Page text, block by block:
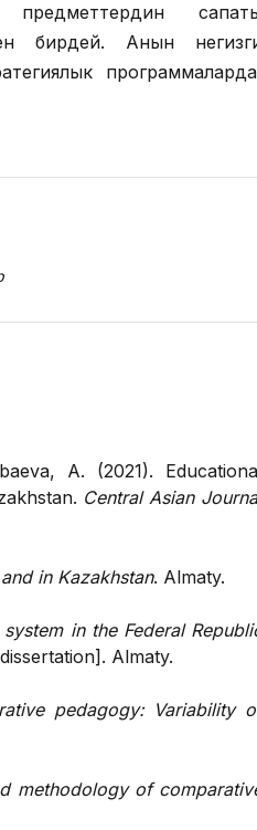
бирдей. Анын
A. (2021).
Central Asian
in Kazakhstan. Almaty.
in the Federal
Almaty.
pedagogy: Variability
methodology of